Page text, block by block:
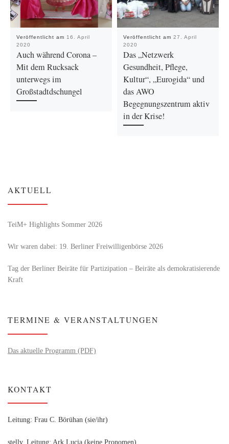
Veröffentlicht am 16. April
2020
Auch während Corona –
Mit dem Rucksack
unterwegs im
Großstadtdschungel
Veröffentlicht am 27. April
2020
Das „Netzwerk
Gesundheit, Pflege,
Kultur“, „Eurogida“ und
das AWO
Begegnungszentrum aktiv
in der Krise!
AKTUELL
TeiM+ Highlights Sommer 2026
Wir waren dabei: 19. Berliner Freiwilligenbörse 2026
Tag der Berliner Beiräte für Partizipation – Beiräte als demokratisierende
Kraft
TERMINE & VERANSTALTUNGEN
Das aktuelle Programm (PDF)
KONTAKT
Leitung: Frau C. Börühan (sie/ihr)
stellv. Leitung: Ark Lucia (keine Pronomen)